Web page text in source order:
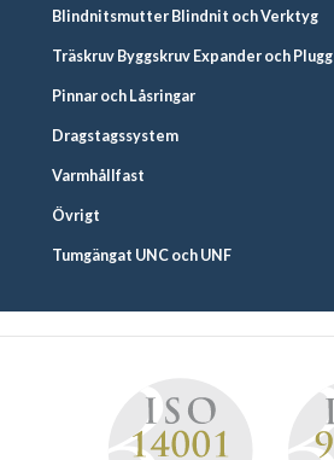
Blindnitsmutter Blindnit och Verktyg
Träskruv Byggskruv Expander och Plugg
Pinnar och Låsringar
Dragstagssystem
Varmhållfast
Övrigt
Tumgängat UNC och UNF